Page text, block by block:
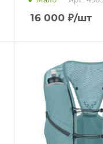
16 000 ₽/шт